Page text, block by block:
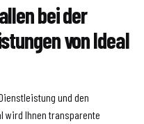
bei der
von Ideal
und den
wird Ihnen transparente